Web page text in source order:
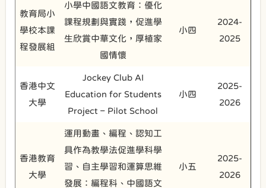
教育局小
學校本課
程發展組
小學中國語文教育：優化
課程規劃與實踐，促進學
生欣賞中華文化，厚植家
國情懷
小四
2024-
2025
香港中文
大學
Jockey Club AI
Education for Students
Project – Pilot School
小四
2025-
2026
香港教育
大學
運用動畫、編程、認知工
具作為教學法促進學科學
習、自主學習和運算思維
發展：編程科、中國語文
小五
2025-
2026